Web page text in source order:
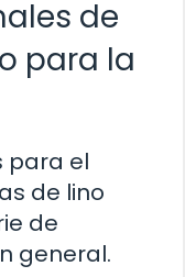
de
para la
para el
de lino
de
general.